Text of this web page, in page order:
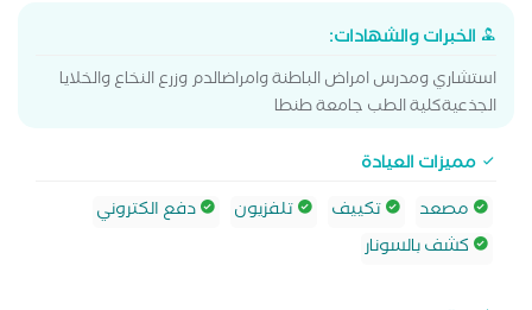
الخبرات والشهادات:
استشاري ومدرس امراض الباطنة وامراضالدم وزرع النخاع والخلايا
الجذعيةكلية الطب جامعة طنطا
مميزات العيادة
مصعد
تكييف تلفزيون
دفع الكتروني
كشف بالسونار